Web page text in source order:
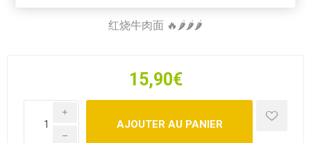
红烧牛肉面 🔥🌶️🌶️🌶️
15,90€
i
h